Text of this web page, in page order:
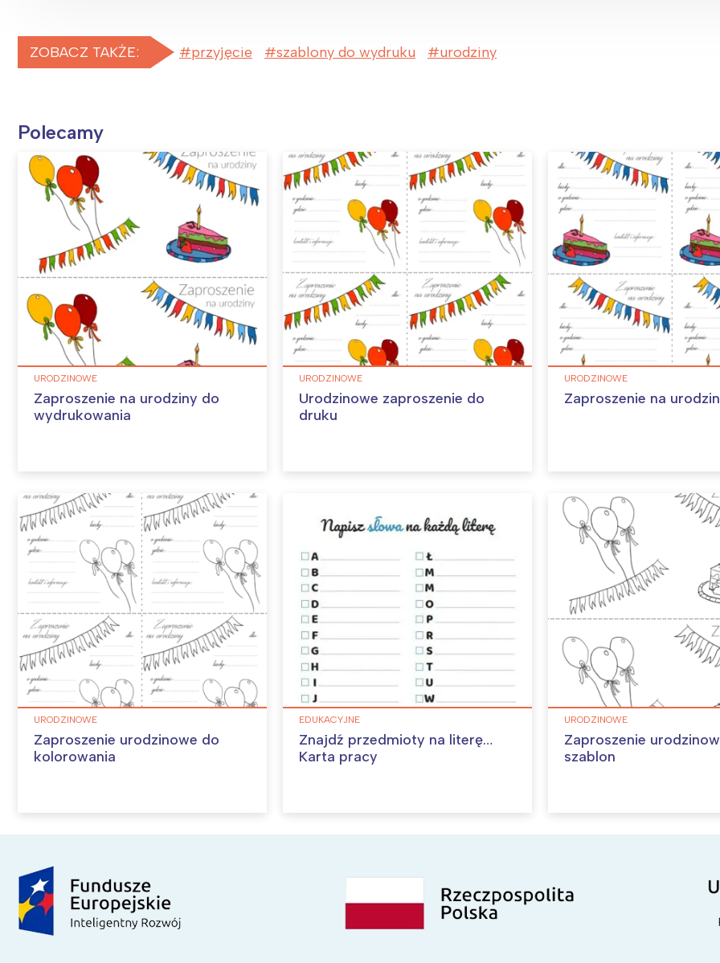
ZOBACZ TAKŻE: przyjęcie szablony do wydruku urodziny
Polecamy
URODZINOWE
Zaproszenie na urodziny do
wydrukowania
URODZINOWE
Urodzinowe zaproszenie do
druku
URODZINOWE
Zaproszenie na
URODZINOWE
Zaproszenie urodzinowe do
kolorowania
EDUKACYJNE
Znajdź przedmioty na literę…
Karta pracy
URODZINOWE
Zaproszenie
szablon